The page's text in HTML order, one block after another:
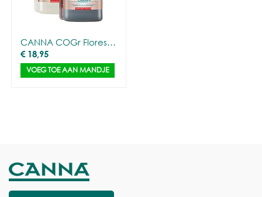
CANNA COGr Flores A&B (2x1L)
€ 18,95
VOEG TOE AAN MANDJE